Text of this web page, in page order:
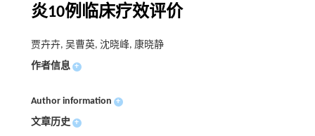
炎10例临床疗效评价
贾卉卉, 吴曹英, 沈晓峰, 康晓静
作者信息 +
Author information +
文章历史 +